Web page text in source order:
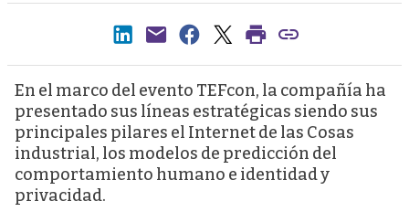
En el marco del evento TEFcon, la compañía ha
presentado sus líneas estratégicas siendo sus
principales pilares el Internet de las Cosas
industrial, los modelos de predicción del
comportamiento humano e identidad y
privacidad.